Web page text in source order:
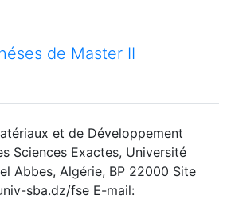
de Master II
et de Développement
Sciences Exactes, Université
Abbes, Algérie, BP 22000 Site
sba.dz/fse E-mail: